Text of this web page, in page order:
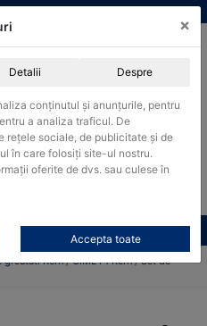
si in sistemul SEAP / SICAP
CAUTARE
CONTACT
greutati Kern/OIML F1 Kern/ Set de
×
Detalii Despre
conținutul și anunțurile, pentru
a analiza traficul. De
rețele sociale, de publicitate și de
în care folosiți site-ul nostru.
oferite de dvs. sau culese în
Accepta toate